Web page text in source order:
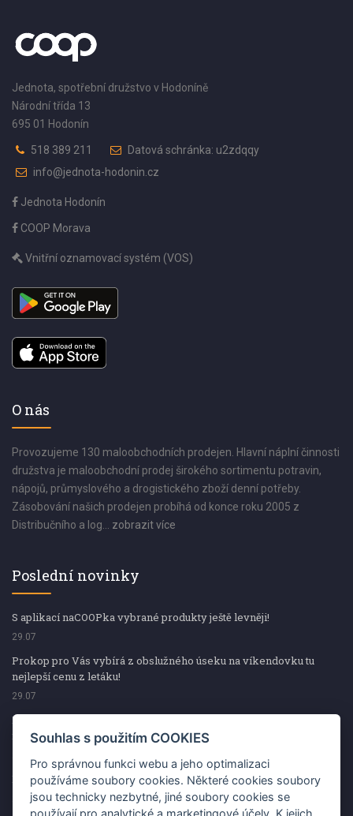
Jednota, spotřební družstvo v Hodoníně
Národní třída 13
695 01 Hodonín
518 389 211
Datová schránka: u2zdqqy
info@jednota-hodonin.cz
Jednota Hodonín
COOP Morava
Vnitřní oznamovací systém (VOS)
O nás
Provozujeme 130 maloobchodních prodejen. Hlavní náplní činnosti
družstva je maloobchodní prodej širokého sortimentu potravin,
nápojů, průmyslového a drogistického zboží denní potřeby.
Zásobování našich prodejen probíhá od konce roku 2005 z
Distribučního a log... zobrazit více
Poslední novinky
S aplikací naCOOPka vybrané produkty ještě levněji!
29.07
Prokop pro Vás vybírá z obslužného úseku na víkendovku tu
nejlepší cenu z letáku!
29.07
Prokop pro Vás vybírá z obslužného úseku na víkendovku tu
nejlepší cenu z letáku!
Kup špekáčky od Váhaly a vyhraj s naCOOPkou sekerku Fiskars
29.07
Souhlas s použitím COOKIES
Pro správnou funkci webu a jeho optimalizaci
používáme soubory cookies. Některé cookies soubory
jsou technicky nezbytné, jiné soubory cookies se
používají pro analytické a marketingové účely. K jejich